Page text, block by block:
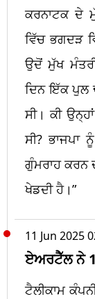
ਕਰਨਾਟਕ ਦੇ
ਵਿੱਚ ਭਗਦੜ
ਉਦੋਂ ਮੁੱਖ
ਦਿਨ ਇੱਕ ਪੁਲ
ਸੀ। ਕੀ
ਸੀ?
ਗੁੰਮਰਾਹ ਕਰਨ
ਖੇਡਦੀ ਹੈ।”
11 Jun 2025
ਏਅਰਟੈੱਲ ਨੇ
ਟੈਲੀਕਾਮ